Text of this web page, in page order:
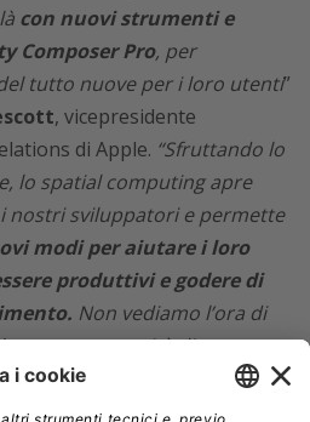
con nuovi strumenti e
Composer Pro, per
tutto nuove per i loro utenti”
, vicepresidente
di Apple. “Sfruttando lo
lo spatial computing apre
nostri sviluppatori e permette
modi per aiutare i loro
produttivi e godere di
Non vediamo l’ora di
nostra comunità di